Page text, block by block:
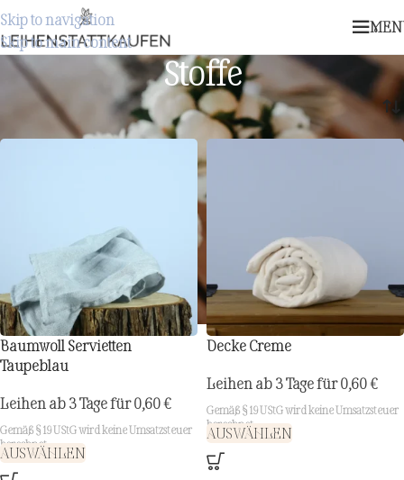
Skip to navigation
Skip to main content
Stoffe
Stoffe
Baumwoll Servietten
Taupeblau
Leihen ab 3 Tage für0,60€
Gemäß § 19 UStG wird keine Umsatzsteuer
berechnet.
AUSWÄHLEN
Decke Creme
Leihen ab 3 Tage für0,60€
Gemäß § 19 UStG wird keine Umsatzsteuer
berechnet.
AUSWÄHLEN